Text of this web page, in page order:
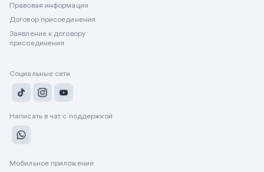
Правовая информация
Договор присоединения
Заявление к договору
присоединения
Социальные сети
Написать в чат с поддержкой
Мобильное приложение